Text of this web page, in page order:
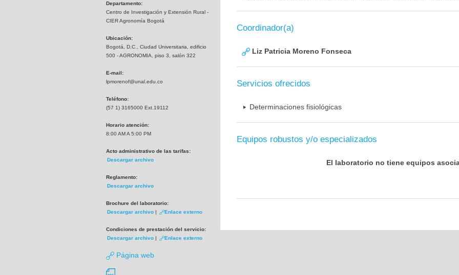
Departamento:
Centro de Investigación y Extensión Rural -
CIER Agronomía Bogotá
Ubicación:
Bogotá, D.C., Ciudad Universitaria, edificio
500 - AGRONOMIA, piso 3, salón 322
E-mail:
lpmorenof@unal.edu.co
Teléfono:
(57 1) 3165000 Ext.19112
Horario atención:
8:00 AM A 5:00 PM
Acto administrativo de las tarifas:
Descargar archivo
Reglamento:
Descargar archivo
Brochure del laboratorio:
Descargar archivo | Enlace externo
Condiciones de prestación del servicio:
Descargar archivo | Enlace externo
Página web
Coordinador(a)
Liz Patricia Moreno Fonseca
Servicios ofrecidos
Determinaciones fisiológicas
Equipos robustos y/o especializados
El laboratorio no tiene equipos